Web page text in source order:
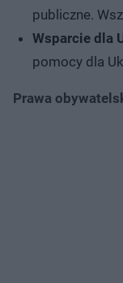
publiczne.
Wsparcie dla
pomocy dla
Prawa